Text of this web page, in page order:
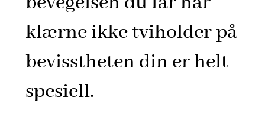
klærne ikke tviholder på
bevisstheten din er helt
spesiell.